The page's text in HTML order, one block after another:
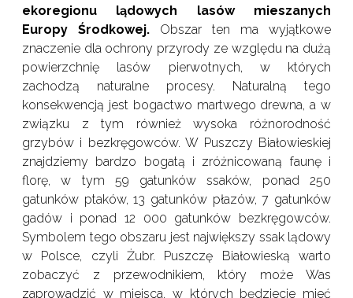
ekoregionu lądowych lasów mieszanych
Europy Środkowej. Obszar ten ma wyjątkowe
znaczenie dla ochrony przyrody ze względu na dużą
powierzchnię lasów pierwotnych, w których
zachodzą naturalne procesy. Naturalną tego
konsekwencją jest bogactwo martwego drewna, a w
związku z tym również wysoka różnorodność
grzybów i bezkręgowców. W Puszczy Białowieskiej
znajdziemy bardzo bogatą i zróżnicowaną faunę i
florę, w tym 59 gatunków ssaków, ponad 250
gatunków ptaków, 13 gatunków płazów, 7 gatunków
gadów i ponad 12 000 gatunków bezkręgowców.
Symbolem tego obszaru jest największy ssak lądowy
w Polsce, czyli Żubr. Puszczę Białowieską warto
zobaczyć z przewodnikiem, który może Was
zaprowadzić w miejsca, w których będziecie mieć